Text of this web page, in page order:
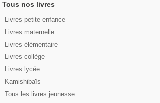
Tous nos livres
Livres petite enfance
Livres maternelle
Livres élémentaire
Livres collège
Livres lycée
Kamishibaïs
Tous les livres jeunesse